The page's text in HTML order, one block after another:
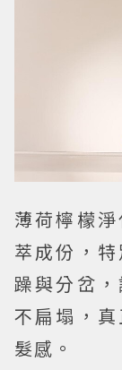
薄荷檸檬
萃成份，
躁與分岔
不扁塌，
髮感。